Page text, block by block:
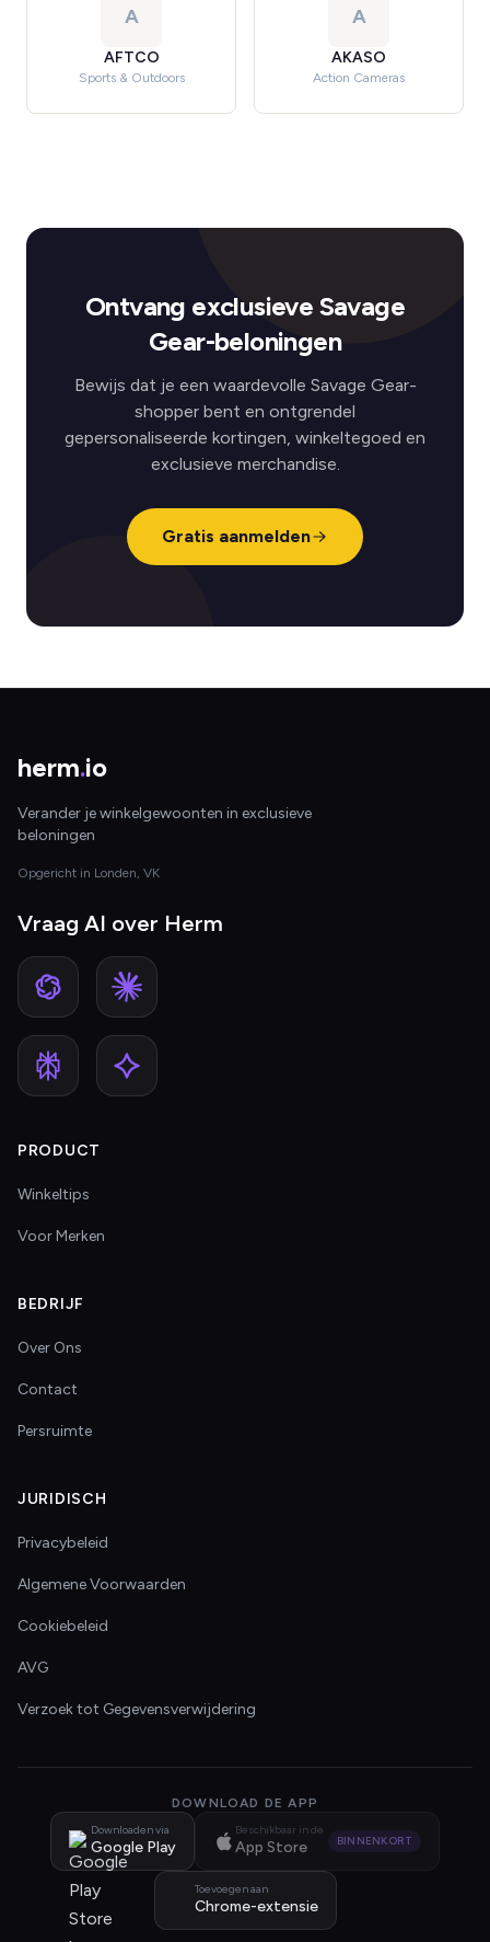
A
AFTCO
Sports & Outdoors
A
AKASO
Action Cameras
Ontvang exclusieve Savage
Gear-beloningen
Bewijs dat je een waardevolle Savage Gear-
shopper bent en ontgrendel
gepersonaliseerde kortingen, winkeltegoed en
exclusieve merchandise.
Gratis aanmelden
herm.io
Verander je winkelgewoonten in exclusieve
beloningen
Opgericht in Londen, VK
Vraag AI over Herm
PRODUCT
Winkeltips
Voor Merken
BEDRIJF
Over Ons
Contact
Persruimte
JURIDISCH
Privacybeleid
Algemene Voorwaarden
Cookiebeleid
AVG
Verzoek tot Gegevensverwijdering
DOWNLOAD DE APP
Downloaden via
Google Play
Beschikbaar in de
App Store BINNENKORT
Toevoegen aan
Chrome-extensie